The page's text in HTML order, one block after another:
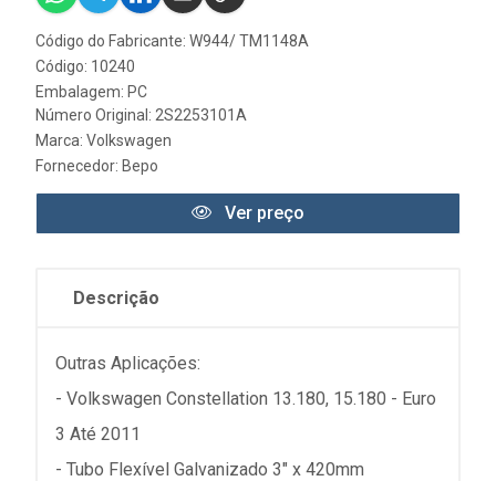
Código do Fabricante: W944/ TM1148A
Código: 10240
Embalagem: PC
Número Original: 2S2253101A
Marca: Volkswagen
Fornecedor: Bepo
Ver preço
Descrição
Outras Aplicações:
- Volkswagen Constellation 13.180, 15.180 - Euro
3 Até 2011
- Tubo Flexível Galvanizado 3" x 420mm